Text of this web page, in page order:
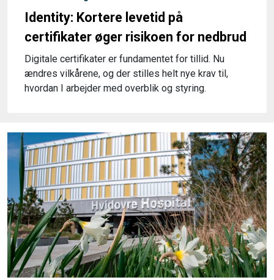
Identity: Kortere levetid på
certifikater øger risikoen for nedbrud
Digitale certifikater er fundamentet for tillid. Nu
ændres vilkårene, og der stilles helt nye krav til,
hvordan I arbejder med overblik og styring.